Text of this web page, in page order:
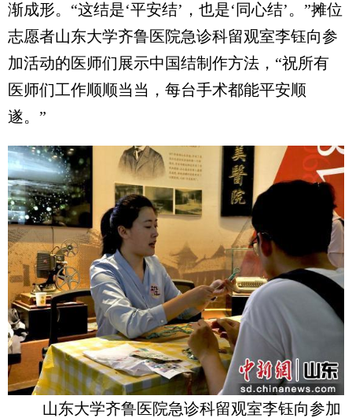
渐成形。“这结是‘平安结’，也是‘同心结’。”摊位
志愿者山东大学齐鲁医院急诊科留观室李钰向参
加活动的医师们展示中国结制作方法，“祝所有
医师们工作顺顺当当，每台手术都能平安顺
遂。”
山东大学齐鲁医院急诊科留观室李钰向参加